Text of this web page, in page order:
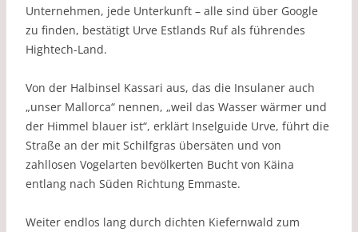
Unternehmen, jede Unterkunft – alle sind über Google
zu finden, bestätigt Urve Estlands Ruf als führendes
Hightech-Land.
Von der Halbinsel Kassari aus, das die Insulaner auch
„unser Mallorca“ nennen, „weil das Wasser wärmer und
der Himmel blauer ist“, erklärt Inselguide Urve, führt die
Straße an der mit Schilfgras übersäten und von
zahllosen Vogelarten bevölkerten Bucht von Käina
entlang nach Süden Richtung Emmaste.
Weiter endlos lang durch dichten Kiefernwald zum